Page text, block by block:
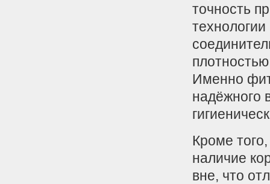
точность
Именно
надёжного
Кроме
наличие
вне, что